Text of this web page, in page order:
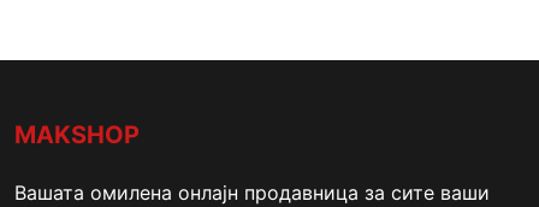
MAKSHOP
Вашата омилена онлајн продавница за сите ваши